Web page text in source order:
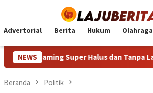
konten
Advertorial Berita Hukum Olahraga
NEWS
Gaming Super Halus dan Tanpa Lag
Beranda Politik